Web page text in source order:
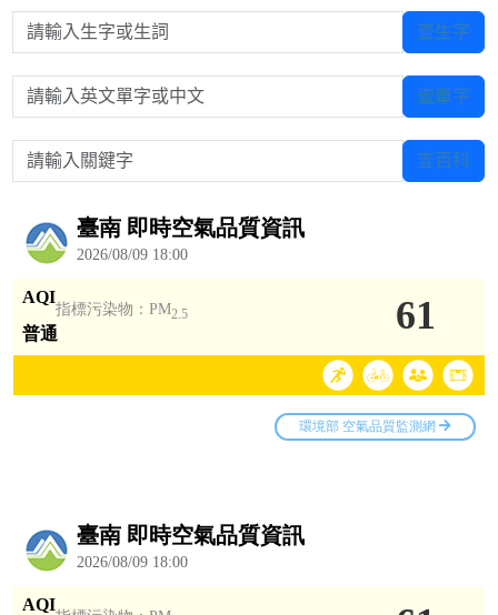
請輸入生字或生詞 查生字
請輸入英文單字或中文 查單字
請輸入關鍵字 查百科